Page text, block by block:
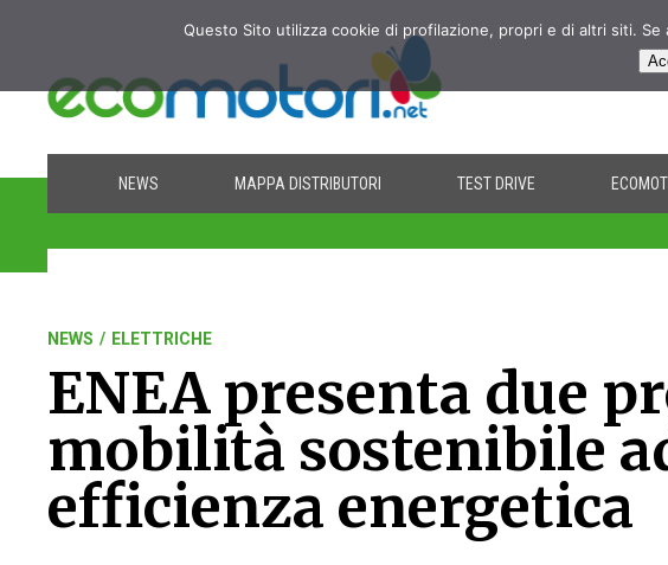
NEWS MAPPA DISTRIBUTORI TEST DRIVE
NEWS / ELETTRICHE
ENEA presenta due
mobilità sostenibile
efficienza energetica
Questo Sito utilizza cookie di profilazione, propri e di altri siti.